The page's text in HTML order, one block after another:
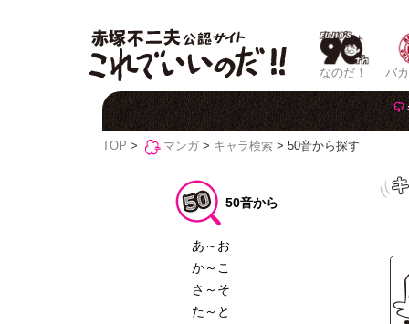
なのだ！ バ
TOP > マンガ > キャラ検索 > 50音から探す
50音から
あ～お
か～こ
さ～そ
た～と